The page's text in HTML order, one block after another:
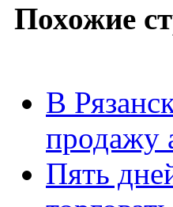
Похожие
В
продажу
Пять